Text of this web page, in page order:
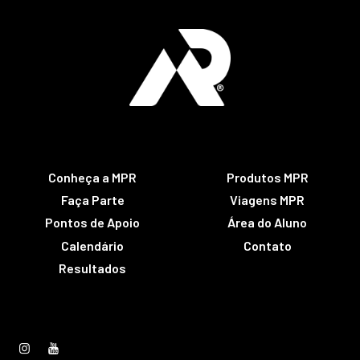
Conheça a MPR
Faça Parte
Pontos de Apoio
Calendário
Resultados
Produtos MPR
Viagens MPR
Área do Aluno
Contato